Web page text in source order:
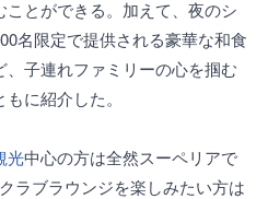
ことができる。加えて、夜のシ
名限定で提供される豪華な和食
、子連れファミリーの心を掴む
に紹介した。
光中心の方は全然スーペリアで
ラブラウンジを楽しみたい方は